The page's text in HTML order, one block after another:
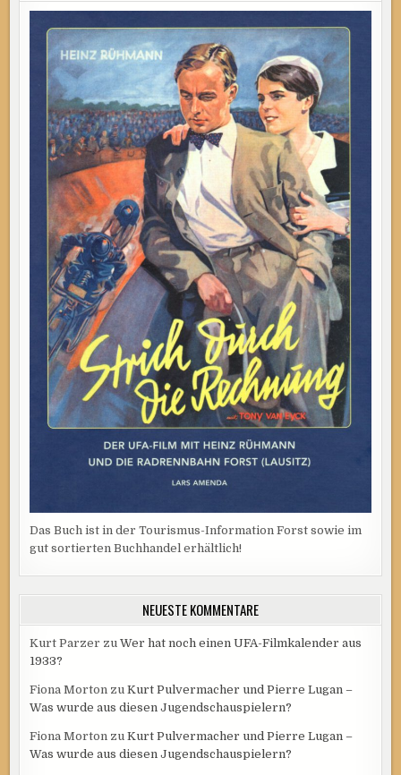
Das Buch ist in der Tourismus-Information Forst sowie im
gut sortierten Buchhandel erhältlich!
NEUESTE KOMMENTARE
Kurt Parzer zuWer hat noch einen UFA-Filmkalender aus
1933?
Fiona Morton zuKurt Pulvermacher und Pierre Lugan –
Was wurde aus diesen Jugendschauspielern?
Fiona Morton zuKurt Pulvermacher und Pierre Lugan –
Was wurde aus diesen Jugendschauspielern?